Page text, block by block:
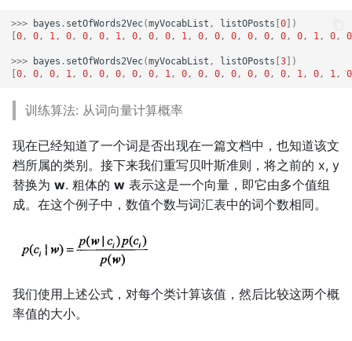
>>> bayes . setOfWords2Vec(myVocabList , listOPosts 0 ])
0, 0, 1, 0, 0, 0, 1, 0, 0, 0, 1, 0, 0, 0, 0, 0, 0, 0, 1, 0, 0
>>> bayes . setOfWords2Vec(myVocabList , listOPosts 3 ])
0, 0, 0, 1, 0, 0, 0, 0, 0, 1, 0, 0, 0, 0, 0, 0, 0, 1, 0, 1, 0
训练算法: 从词向量计算概率
现在已经知道了一个词是否出现在一篇文档中，也知道该文
档所属的类别。接下来我们重写贝叶斯准则，将之前的 x, y
替换为 w. 粗体的 w 表示这是一个向量，即它由多个值组
成。在这个例子中，数值个数与词汇表中的词个数相同。
我们使用上述公式，对每个类计算该值，然后比较这两个概
率值的大小。